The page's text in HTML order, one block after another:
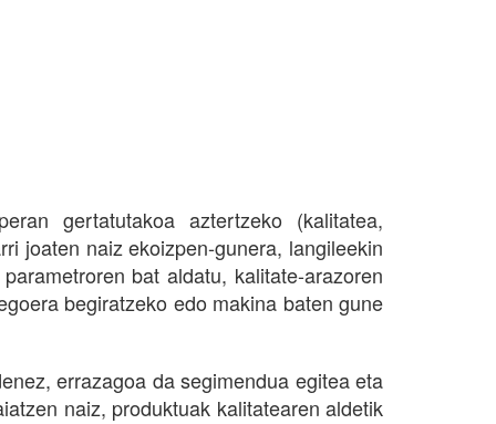
gertatutakoa aztertzeko (kalitatea,
joaten naiz ekoizpen-gunera, langileekin
bat aldatu, kalitate-arazoren
begiratzeko edo makina baten gune
errazagoa da segimendua egitea eta
naiz, produktuak kalitatearen aldetik